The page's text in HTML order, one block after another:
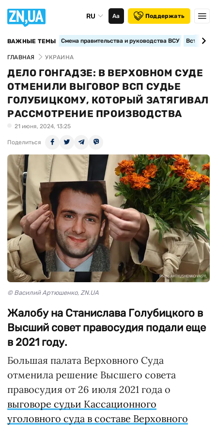
RU Аа Поддержать
ВАЖНЫЕ ТЕМЫ Смена правительства и руководства ВСУ
ГЛАВНАЯ УКРАИНА
ДЕЛО ГОНГАДЗЕ: В ВЕРХОВНОМ СУДЕ
ОТМЕНИЛИ ВЫГОВОР ВСП СУДЬЕ
ГОЛУБИЦКОМУ, КОТОРЫЙ ЗАТЯГИВАЛ
РАССМОТРЕНИЕ ПРОИЗВОДСТВА
21 июня, 2024, 13:25
Поделиться
© Василий Артюшенко, ZN.UA
Жалобу на Станислава Голубицкого в
Высший совет правосудия подали еще
в 2021 году.
Большая палата Верховного Суда
отменила решение Высшего совета
правосудия от 26 июля 2021 года о
выговоре судьи Кассационного
уголовного суда в составе Верховного